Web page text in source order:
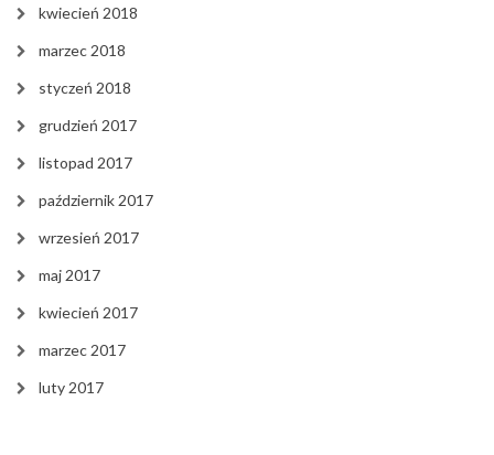
kwiecień 2018
marzec 2018
styczeń 2018
grudzień 2017
listopad 2017
październik 2017
wrzesień 2017
maj 2017
kwiecień 2017
marzec 2017
luty 2017